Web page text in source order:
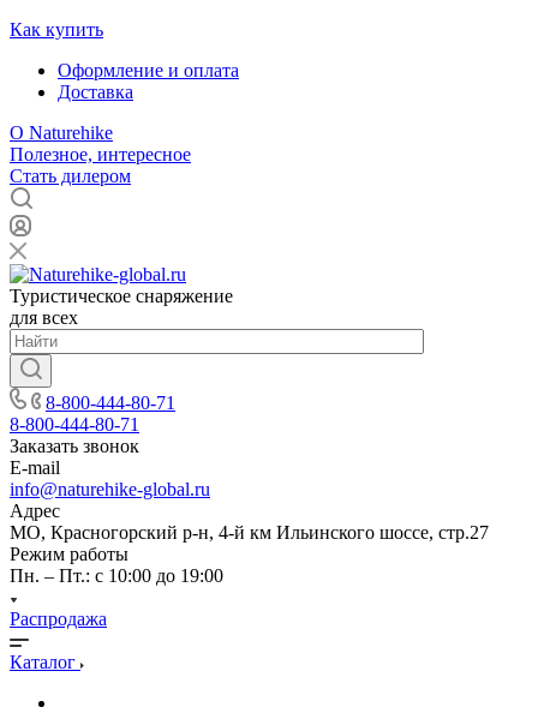
Как купить
Оформление и оплата
Доставка
О Naturehike
Полезное, интересное
Стать дилером
Туристическое снаряжение
для всех
8-800-444-80-71
8-800-444-80-71
Заказать звонок
E-mail
info@naturehike-global.ru
Адрес
МО, Красногорский р-н, 4-й км Ильинского шоссе, стр.27
Режим работы
Пн. – Пт.: с 10:00 до 19:00
Распродажа
Каталог